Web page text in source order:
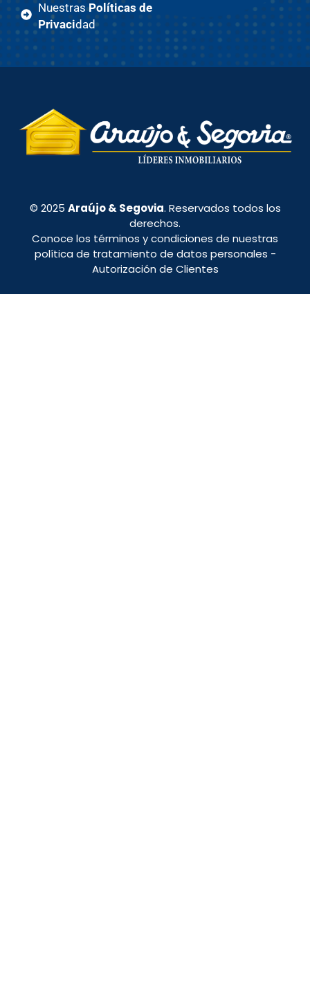
NuestrasPolíticas de
Privacidad
© 2025 Araújo & Segovia. Reservados todos los
derechos.
Conoce los términos y condiciones de nuestras
política de tratamiento de datos personales -
Autorización de Clientes